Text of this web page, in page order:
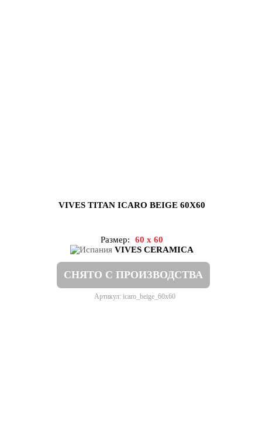
VIVES TITAN ICARO BEIGE 60X60
Размер:
60 x 60
VIVES CERAMICA
СНЯТО С ПРОИЗВОДСТВА
Артикул: icaro_beige_60x60